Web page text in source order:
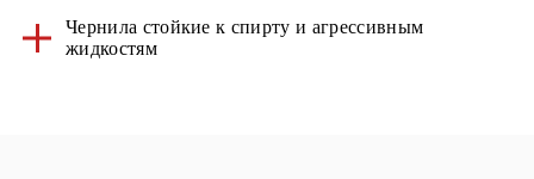
Чернила стойкие к спирту и агрессивным
жидкостям